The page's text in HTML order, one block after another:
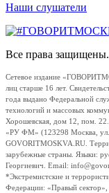
Наши слушатели
Все права
Сетевое издание
лиц старше 16 лет.
года выдано Федеральной
технологий и массовых
Хорошевская, дом 12, пом.
«РУ ФМ» (123298 Москва, ул.
GOVORITMOSKVA.RU.
зарубежные страны. Языки:
Георгиевич. Email:
*Экстремистские и
Федерации: «Правый